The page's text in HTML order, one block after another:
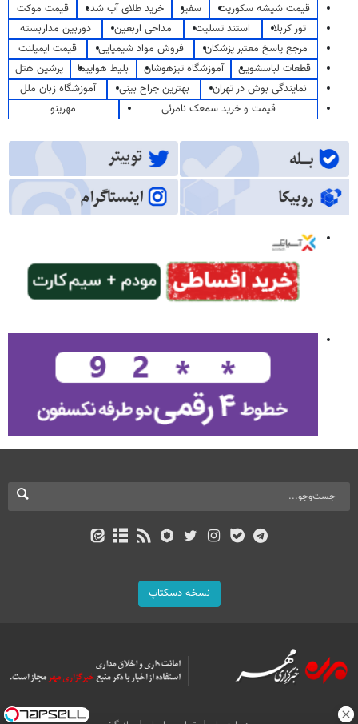
قیمت شیشه سکوریت سفیر خرید طلای آب شده
قیمت موکت
تور کربلا
استند تسلیت مداحی اربعین
دوربین مداربسته
مرجع پاسخ معتبر پزشکان
فروش مواد شیمیایی
قیمت ایمپلنت
قطعات لباسشویی
آموزشگاه تیزهوشان بلیط هواپیما
پرشین هتل
نمایندگی بوش در تهران
بهترین جراح بینی
آموزشگاه زبان ملل
قیمت و خرید سمعک نامرئی
مهرینو
نسخه دسکتاپ